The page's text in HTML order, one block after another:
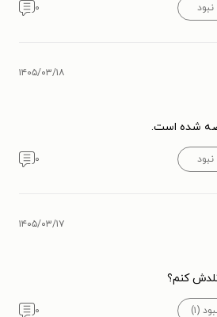
۰
۱۴۰۵/۰۳/۱۸
شده است.
۰
۱۴۰۵/۰۳/۱۷
کنم؟
(۱) ۰